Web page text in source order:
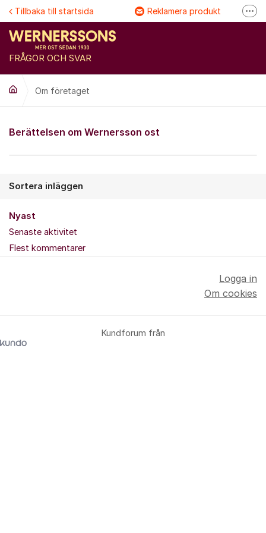
Hoppa till innehåll
FRÅGOR OCH SVAR
Tillbaka till startsida Reklamera produkt
FAQ
Om företaget
Om företaget
Berättelsen om Wernersson ost
Sortera inläggen
Nyast
Senaste aktivitet
Flest kommentarer
Kundforum från
Logga in
Om cookies